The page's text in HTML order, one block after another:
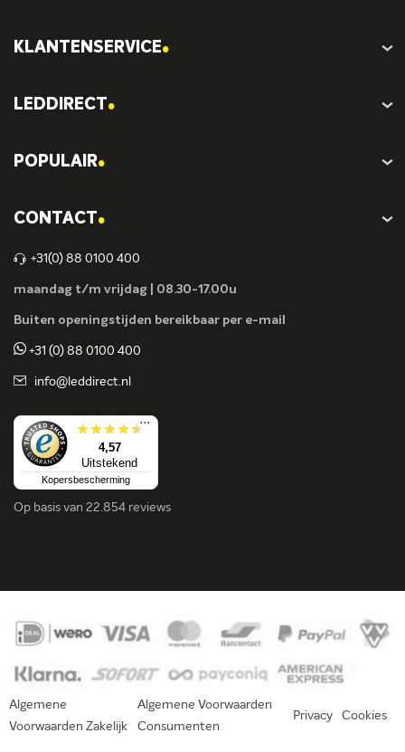
KLANTENSERVICE.
LEDDIRECT.
POPULAIR.
CONTACT.
+31(0) 88 0100 400
maandag t/m vrijdag | 08.30-17.00u
Buiten openingstijden bereikbaar per e-mail
+31 (0) 88 0100 400
info@leddirect.nl
4,57
Uitstekend
...
Kopersbescherming
Op basis van 22.854 reviews
Algemene
Voorwaarden Zakelijk
Algemene Voorwaarden
Consumenten
Privacy Cookies